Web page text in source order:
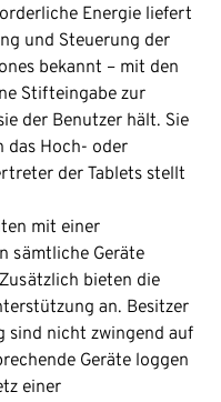
Energie liefert
und Steuerung der
bekannt – mit den
Stifteingabe zur
der Benutzer hält. Sie
das Hoch- oder
der Tablets stellt
mit einer
sämtliche Geräte
bieten die
an. Besitzer
sind nicht zwingend auf
Geräte loggen
einer